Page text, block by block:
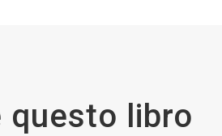
questo libro